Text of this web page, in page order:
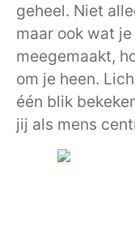
geheel. Niet
maar ook wat
meegemaakt,
om je heen.
één blik
jij als mens